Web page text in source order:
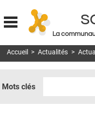
La
MON COMPTE
Accueil > Actualités >
Mots clés